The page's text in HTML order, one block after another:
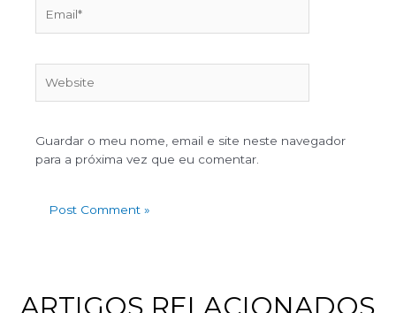
Guardar o meu nome, email e site neste navegador
para a próxima vez que eu comentar.
ARTIGOS RELACIONADOS